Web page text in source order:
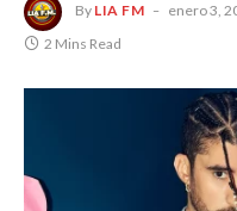
By LIA FM enero 3,
2 Mins Read